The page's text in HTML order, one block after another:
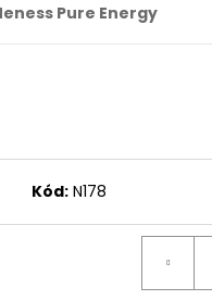
Pure Energy
Kód: N178
ÚJ PARFÜM